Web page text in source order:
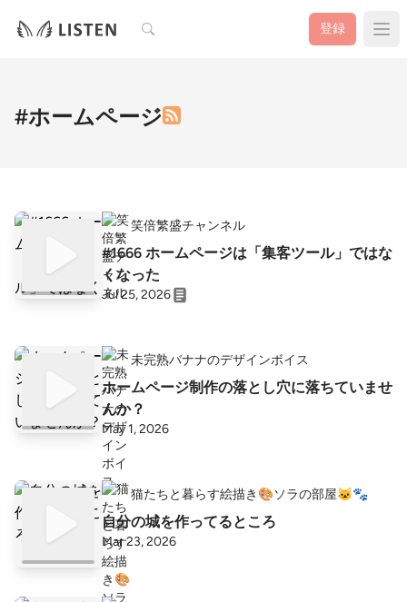
検索 登録
#ホームページ
笑倍繁盛チャンネル
#1666 ホームページは「集客ツール」ではな
くなった
Jul 25, 2026
未完熟バナナのデザインボイス
ホームページ制作の落とし穴に落ちていませ
んか？
May 1, 2026
猫たちと暮らす絵描き🎨ソラの部屋🐱🐾
自分の城を作ってるところ
Mar 23, 2026